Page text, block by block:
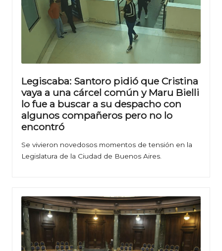
Legiscaba: Santoro pidió que Cristina
vaya a una cárcel común y Maru Bielli
lo fue a buscar a su despacho con
algunos compañeros pero no lo
encontró
Se vivieron novedosos momentos de tensión en la
Legislatura de la Ciudad de Buenos Aires.